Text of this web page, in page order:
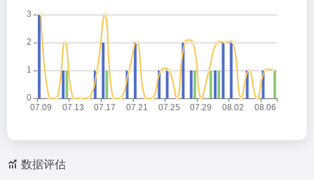
数据评估